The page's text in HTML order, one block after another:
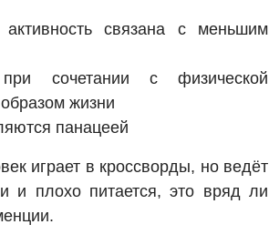
активность связана с меньшим
сочетании с физической
жизни
панацеей
играет в кроссворды, но ведёт
и плохо питается, это вряд ли